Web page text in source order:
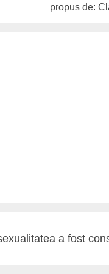
propus de:
a fost